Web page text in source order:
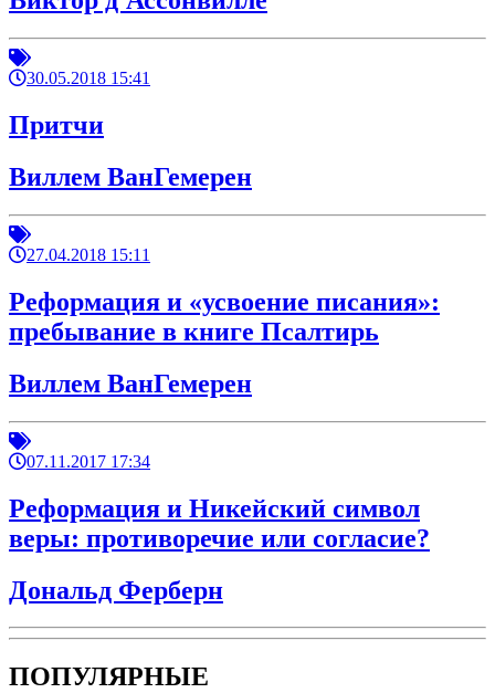
30.05.2018 15:41
Притчи
Виллем ВанГемерен
27.04.2018 15:11
Реформация и «усвоение писания»:
пребывание в книге Псалтирь
Виллем ВанГемерен
07.11.2017 17:34
Реформация и Никейский символ
веры: противоречие или согласие?
Дональд Ферберн
ПОПУЛЯРНЫЕ